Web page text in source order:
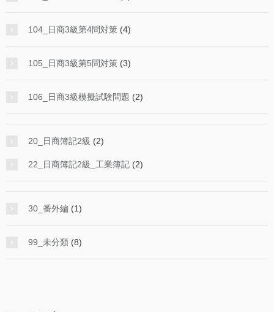
104_日商3級第4問対策 (4)
105_日商3級第5問対策 (3)
106_日商3級模擬試験問題 (2)
20_日商簿記2級 (2)
22_日商簿記2級_工業簿記 (2)
30_番外編 (1)
99_未分類 (8)